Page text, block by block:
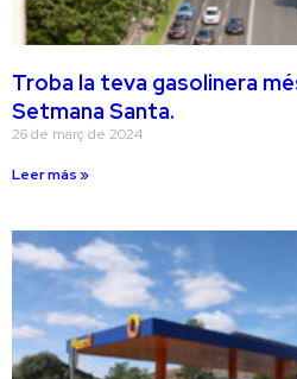
Troba la teva gasolinera
Setmana Santa.
26 de març de 2024
Leer más »